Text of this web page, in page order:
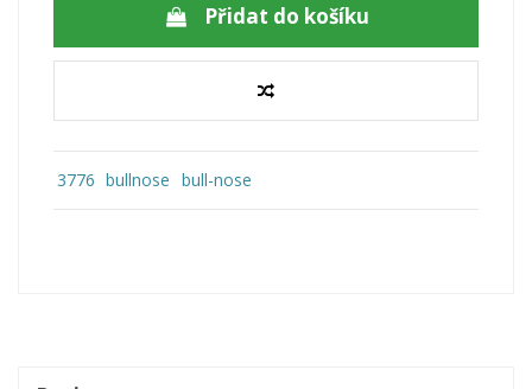
Přidat do košíku
3776 bullnose bull-nose